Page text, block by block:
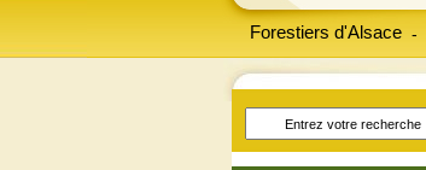
Forestiers d'Alsace -